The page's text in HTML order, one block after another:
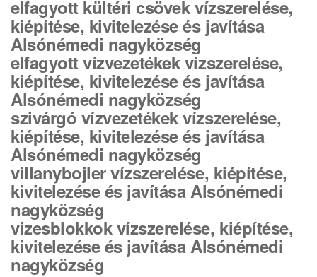
elfagyott kültéri csövek vízszerelése,
kiépítése, kivitelezése és javítása
Alsónémedi nagyközség
elfagyott vízvezetékek vízszerelése,
kiépítése, kivitelezése és javítása
Alsónémedi nagyközség
szivárgó vízvezetékek vízszerelése,
kiépítése, kivitelezése és javítása
Alsónémedi nagyközség
villanybojler vízszerelése, kiépítése,
kivitelezése és javítása Alsónémedi
nagyközség
vizesblokkok vízszerelése, kiépítése,
kivitelezése és javítása Alsónémedi
nagyközség